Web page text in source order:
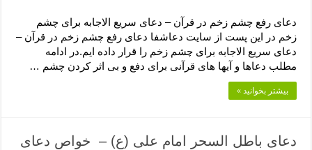
دعای رفع چشم زخم در قرآن – دعای سریع الاجابه برای چشم
زخم در این پست از سایت دعاشفا دعای رفع چشم زخم در قرآن –
دعای سریع الاجابه برای چشم زخم را قرار داده ایم.در ادامه
مطلب دعاها و آیها های قرآنی برای دفع و بی اثر کردن چشم …
بیشتر بخوانید »
دعای باطل السحر امام علی (ع) – خواص دعای